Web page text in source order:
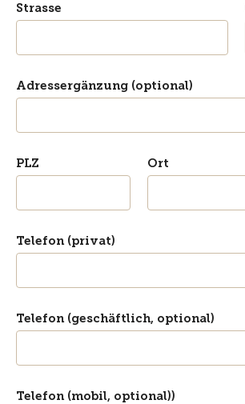
Strasse
Adressergänzung (optional)
PLZ Ort
Telefon (privat)
Telefon (geschäftlich, optional)
Telefon (mobil, optional))